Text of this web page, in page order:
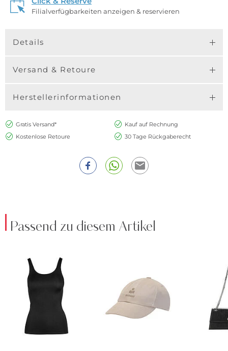
Filialverfügbarkeiten anzeigen & reservieren
Details
Versand & Retoure
Herstellerinformationen
Gratis Versand*
Kauf auf Rechnung
Kostenlose Retoure
30 Tage Rückgaberecht
Passend zu diesem Artikel